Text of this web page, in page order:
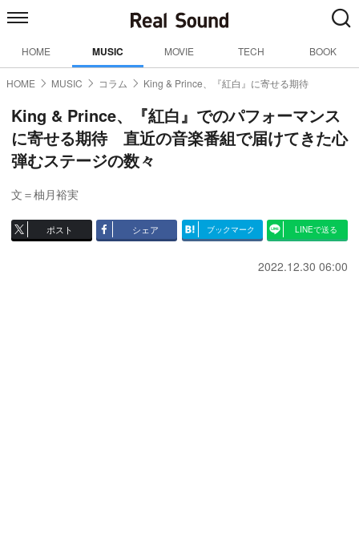
HOME MUSIC MOVIE TECH BOOK
HOME MUSIC コラム King & Prince、『紅白』に寄せる期待
King & Prince、『紅白』でのパフォーマンス
に寄せる期待 直近の音楽番組で届けてきた心
弾むステージの数々
文＝柚月裕実
ポスト シェア ブックマーク LINEで送る
2022.12.30 06:00